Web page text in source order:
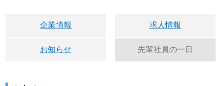
企業情報 求人情報
お知らせ 先輩社員の一日